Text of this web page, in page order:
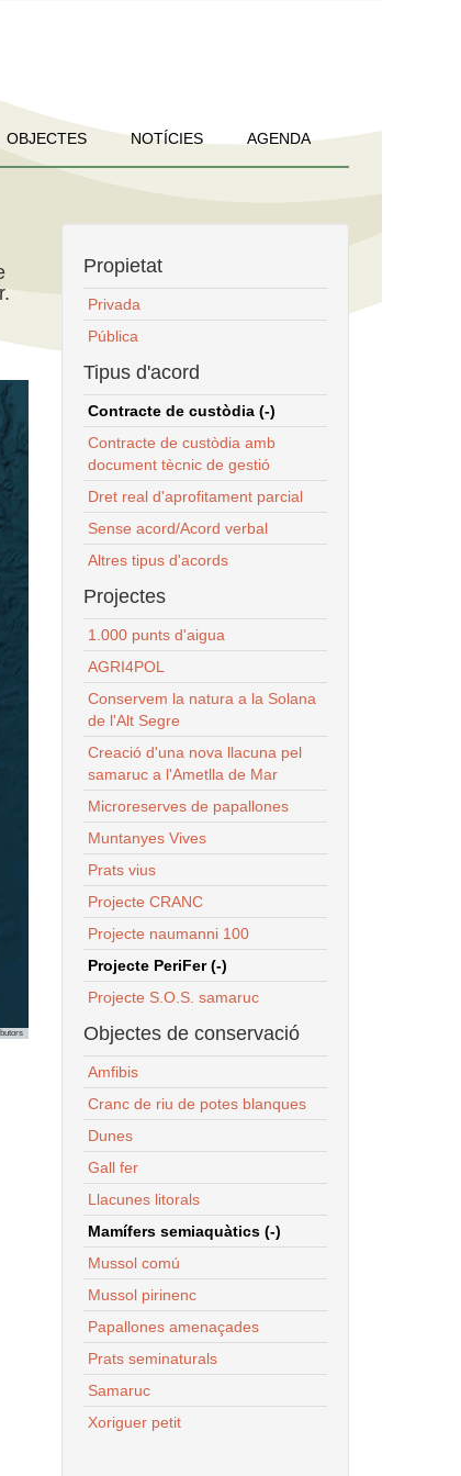
OBJECTES NOTÍCIES AGENDA
Propietat
Privada
Pública
Tipus d'acord
Contracte de custòdia (-)
Contracte de custòdia amb
document tècnic de gestió
Dret real d'aprofitament parcial
Sense acord/Acord verbal
Altres tipus d'acords
Projectes
1.000 punts d'aigua
AGRI4POL
Conservem la natura a la Solana
de l'Alt Segre
Creació d'una nova llacuna pel
samaruc a l'Ametlla de Mar
Microreserves de papallones
Muntanyes Vives
Prats vius
Projecte CRANC
Projecte naumanni 100
Projecte PeriFer (-)
Projecte S.O.S. samaruc
Objectes de conservació
Amfibis
Cranc de riu de potes blanques
Dunes
Gall fer
Llacunes litorals
Mamífers semiaquàtics (-)
Mussol comú
Mussol pirinenc
Papallones amenaçades
Prats seminaturals
Samaruc
Xoriguer petit